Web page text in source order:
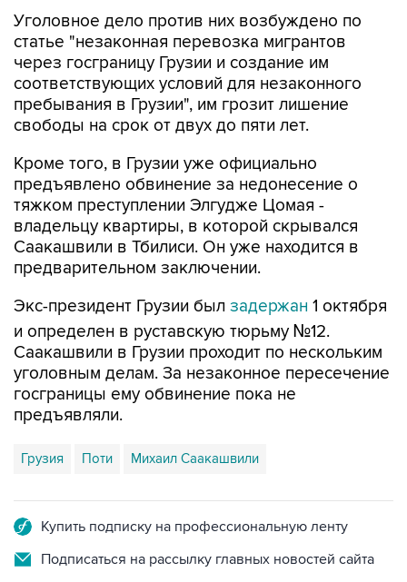
Уголовное дело против них возбуждено по
статье "незаконная перевозка мигрантов
через госграницу Грузии и создание им
соответствующих условий для незаконного
пребывания в Грузии", им грозит лишение
свободы на срок от двух до пяти лет.
Кроме того, в Грузии уже официально
предъявлено обвинение за недонесение о
тяжком преступлении Элгудже Цомая -
владельцу квартиры, в которой скрывался
Саакашвили в Тбилиси. Он уже находится в
предварительном заключении.
Экс-президент Грузии был задержан 1 октября
и определен в руставскую тюрьму №12.
Саакашвили в Грузии проходит по нескольким
уголовным делам. За незаконное пересечение
госграницы ему обвинение пока не
предъявляли.
Грузия Поти Михаил Саакашвили
Купить подписку на профессиональную ленту
Подписаться на рассылку главных новостей сайта